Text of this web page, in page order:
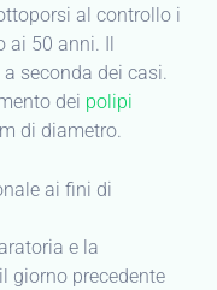
al controllo i
50 anni. Il
seconda dei casi.
dei polipi
di diametro.
ai fini di
e la
giorno precedente